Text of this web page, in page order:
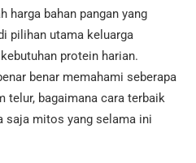
harga bahan pangan yang
pilihan utama keluarga
protein harian.
benar memahami seberapa
telur, bagaimana cara terbaik
saja mitos yang selama ini